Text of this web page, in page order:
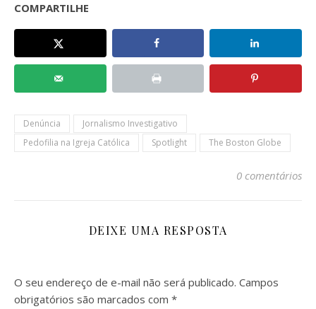
COMPARTILHE
Denúncia
Jornalismo Investigativo
Pedofilia na Igreja Católica
Spotlight The Boston Globe
0 comentários
DEIXE UMA RESPOSTA
O seu endereço de e-mail não será publicado. Campos
obrigatórios são marcados com *